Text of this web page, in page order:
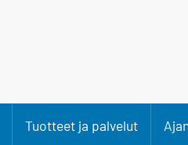
Tuotteet ja palvelut